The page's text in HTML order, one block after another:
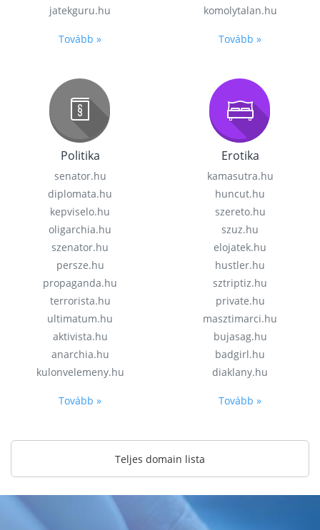
jatekguru.hu
Tovább »
komolytalan.hu
Tovább »
Politika
senator.hu
diplomata.hu
kepviselo.hu
oligarchia.hu
szenator.hu
persze.hu
propaganda.hu
terrorista.hu
ultimatum.hu
aktivista.hu
anarchia.hu
kulonvelemeny.hu
Tovább »
Erotika
kamasutra.hu
huncut.hu
szereto.hu
szuz.hu
elojatek.hu
hustler.hu
sztriptiz.hu
private.hu
masztimarci.hu
bujasag.hu
badgirl.hu
diaklany.hu
Tovább »
Teljes domain lista